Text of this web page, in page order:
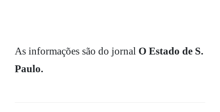
As informações são do jornal O Estado de S.
Paulo.